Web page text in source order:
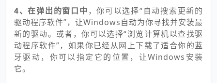
4、在弹出的窗口中 ，你可以选择“自动搜索更新的
驱动程序软件”，让Windows自动为你寻找并安装最
新的驱动。或者，你可以选择“浏览计算机以查找驱
动程序软件”，如果你已经从网上下载了适合你的蓝
牙驱动，你可以指定它的位置，让Windows安装
它。